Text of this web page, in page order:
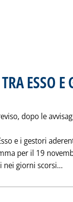
ESSO E
dopo le
e i gestori
per il 19
nei giorni scorsi...